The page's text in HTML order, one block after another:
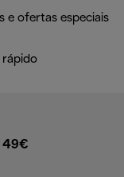
e ofertas especiais
49€